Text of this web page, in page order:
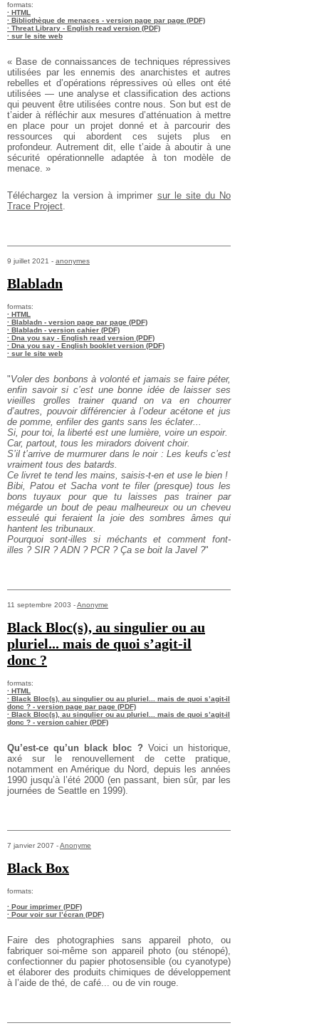
formats:
· HTML
· Bibliothèque de menaces - version page par page (PDF)
· Threat Library - English read version (PDF)
· sur le site web
« Base de connaissances de techniques répressives
utilisées par les ennemis des anarchistes et autres
rebelles et d’opérations répressives où elles ont été
utilisées — une analyse et classification des actions
qui peuvent être utilisées contre nous. Son but est de
t’aider à réfléchir aux mesures d’atténuation à mettre
en place pour un projet donné et à parcourir des
ressources qui abordent ces sujets plus en
profondeur. Autrement dit, elle t’aide à aboutir à une
sécurité opérationnelle adaptée à ton modèle de
menace. »
Téléchargez la version à imprimer sur le site du No
Trace Project.
9 juillet 2021 - anonymes
Blabladn
formats:
· HTML
· Blabladn - version page par page (PDF)
· Blabladn - version cahier (PDF)
· Dna you say - English read version (PDF)
· Dna you say - English booklet version (PDF)
· sur le site web
"Voler des bonbons à volonté et jamais se faire péter,
enfin savoir si c’est une bonne idée de laisser ses
vieilles grolles trainer quand on va en chourrer
d’autres, pouvoir différencier à l’odeur acétone et jus
de pomme, enfiler des gants sans les éclater...
Si, pour toi, la liberté est une lumière, voire un espoir.
Car, partout, tous les miradors doivent choir.
S’il t’arrive de murmurer dans le noir : Les keufs c’est
vraiment tous des batards.
Ce livret te tend les mains, saisis-t-en et use le bien !
Bibi, Patou et Sacha vont te filer (presque) tous les
bons tuyaux pour que tu laisses pas trainer par
mégarde un bout de peau malheureux ou un cheveu
esseulé qui feraient la joie des sombres âmes qui
hantent les tribunaux.
Pourquoi sont-illes si méchants et comment font-
illes ? SIR ? ADN ? PCR ? Ça se boit la Javel ?"
11 septembre 2003 -Anonyme
Black Bloc(s), au singulier ou au
pluriel... mais de quoi s’agit-il
donc ?
formats:
· HTML
· Black Bloc(s), au singulier ou au pluriel... mais de quoi s’agit-il
donc ? - version page par page (PDF)
· Black Bloc(s), au singulier ou au pluriel... mais de quoi s’agit-il
donc ? - version cahier (PDF)
Qu’est-ce qu’un black bloc ? Voici un historique,
axé sur le renouvellement de cette pratique,
notamment en Amérique du Nord, depuis les années
1990 jusqu’à l’été 2000 (en passant, bien sûr, par les
journées de Seattle en 1999).
7 janvier 2007 -Anonyme
Black Box
formats:
· Pour imprimer (PDF)
· Pour voir sur l’écran (PDF)
Faire des photographies sans appareil photo, ou
fabriquer soi-même son appareil photo (ou sténopé),
confectionner du papier photosensible (ou cyanotype)
et élaborer des produits chimiques de développement
à l’aide de thé, de café... ou de vin rouge.